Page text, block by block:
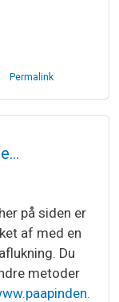
Permalink
afGitte
på siden er
af med en
Du
metoder